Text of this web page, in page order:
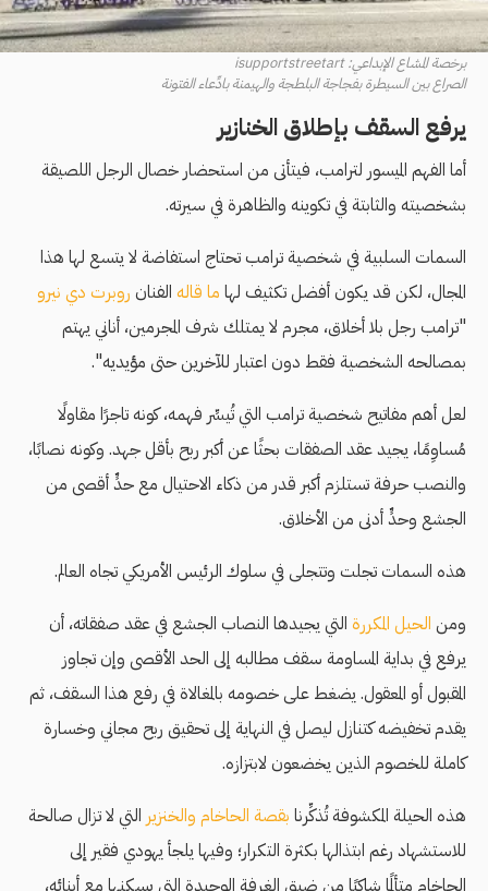
برخصة المشاع الإبداعي: isupportstreetart
الصراع بين السيطرة بفجاجة البلطجة والهيمنة بادِّعاء الفتونة
يرفع السقف بإطلاق الخنازير
أما الفهم الميسور لترامب، فيتأتى من استحضار خصال الرجل اللصيقة
بشخصيته والثابتة في تكوينه والظاهرة في سيرته.
السمات السلبية في شخصية ترامب تحتاج استفاضة لا يتسع لها هذا
المجال، لكن قد يكون أفضل تكثيف لها ما قاله الفنان روبرت دي نيرو
"ترامب رجل بلا أخلاق، مجرم لا يمتلك شرف المجرمين، أناني يهتم
بمصالحه الشخصية فقط دون اعتبار للآخرين حتى مؤيديه".
لعل أهم مفاتيح شخصية ترامب التي تُيسِّر فهمه، كونه تاجرًا مقاولًا
مُساوِمًا، يجيد عقد الصفقات بحثًا عن أكبر ربح بأقل جهد. وكونه نصابًا،
والنصب حرفة تستلزم أكبر قدر من ذكاء الاحتيال مع حدٍّ أقصى من
الجشع وحدٍّ أدنى من الأخلاق.
هذه السمات تجلت وتتجلى في سلوك الرئيس الأمريكي تجاه العالم.
ومن الحيل المكررة التي يجيدها النصاب الجشع في عقد صفقاته، أن
يرفع في بداية المساومة سقف مطالبه إلى الحد الأقصى وإن تجاوز
المقبول أو المعقول. يضغط على خصومه بالمغالاة في رفع هذا السقف، ثم
يقدم تخفيضه كتنازل ليصل في النهاية إلى تحقيق ربح مجاني وخسارة
كاملة للخصوم الذين يخضعون لابتزازه.
هذه الحيلة المكشوفة تُذكِّرنا بقصة الحاخام والخنزير التي لا تزال صالحة
للاستشهاد رغم ابتذالها بكثرة التكرار؛ وفيها يلجأ يهودي فقير إلى
الحاخام متألمًا شاكيًا من ضيق الغرفة الوحيدة التي يسكنها مع أبنائه،